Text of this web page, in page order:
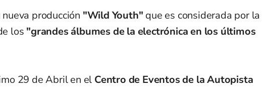
producción "Wild Youth" que es considerada por la
los "grandes álbumes de la electrónica en los últimos
29 de Abril en el Centro de Eventos de la Autopista